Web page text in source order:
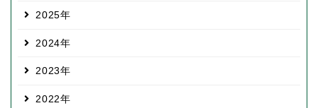
2025
2024
2023
2022